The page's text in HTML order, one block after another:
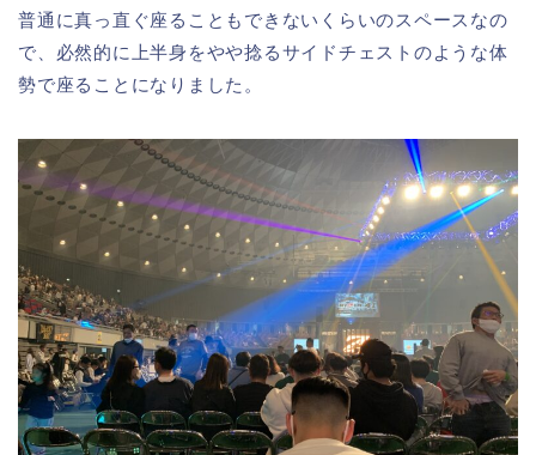
普通に真っ直ぐ座ることもできないくらいのスペースなの
で、必然的に上半身をやや捻るサイドチェストのような体
勢で座ることになりました。